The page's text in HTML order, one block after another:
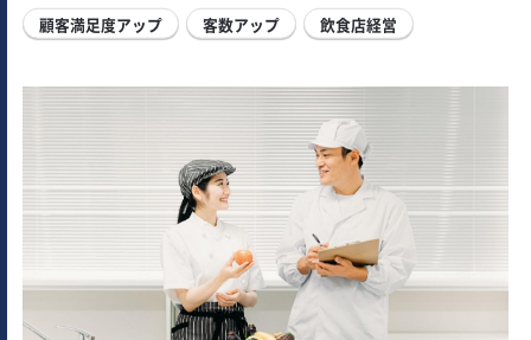
顧客満足度アップ 客数アップ 飲食店経営